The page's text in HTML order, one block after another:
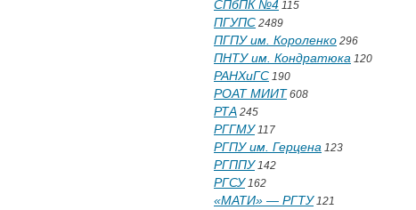
СПбПК №4 115
ПГУПС 2489
ПГПУ им. Короленко 296
ПНТУ им. Кондратюка 120
РАНХиГС 190
РОАТ МИИТ 608
РТА 245
РГГМУ117
РГПУ им. Герцена 123
РГППУ142
РГСУ162
«МАТИ» — РГТУ121